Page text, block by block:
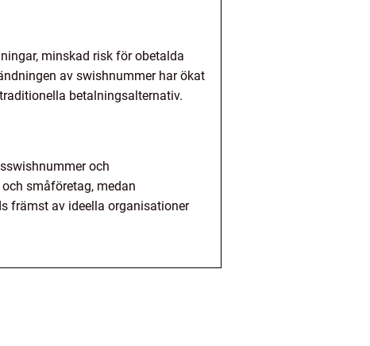
minskad risk för obetalda
av swishnummer har ökat
betalningsalternativ.
och
småföretag, medan
främst av ideella organisationer